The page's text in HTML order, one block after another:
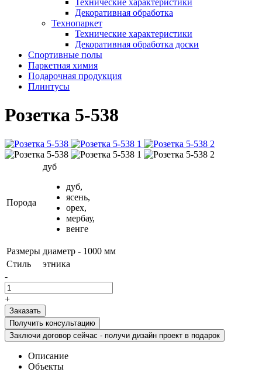
Технические характеристики
Декоративная обработка
Технопаркет
Технические характеристики
Декоративная обработка доски
Спортивные полы
Паркетная химия
Подарочная продукция
Плинтусы
Розетка 5-538
Порода
дуб
дуб,
ясень,
орех,
мербау,
венге
Размеры диаметр - 1000 мм
Стиль
этника
-
+
Получить консультацию
Заключи договор сейчас - получи дизайн проект в подарок
Описание
Объекты